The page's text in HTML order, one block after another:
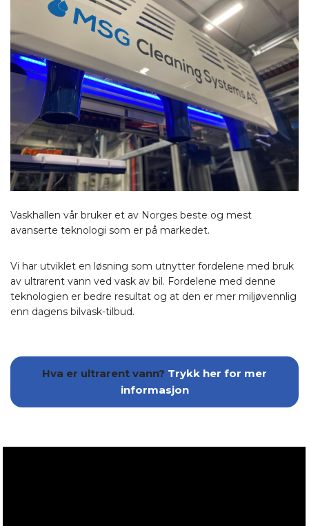
Vaskhallen vår bruker et av Norges beste og mest
avanserte teknologi som er på markedet.
Vi har utviklet en løsning som utnytter fordelene med bruk
av ultrarent vann ved vask av bil. Fordelene med denne
teknologien er bedre resultat og at den er mer miljøvennlig
enn dagens bilvask-tilbud.
Hva er ultrarent vann? Trykk her for mer
informasjon